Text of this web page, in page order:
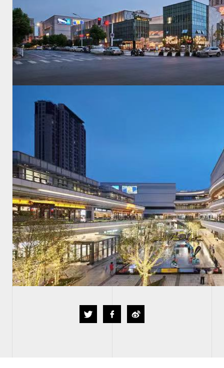
首页
关于HMA
联系我们
CN JP
Twitter FacebookWeibo